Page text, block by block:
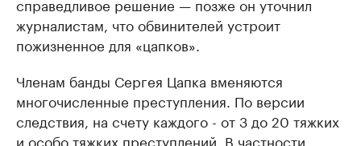
справедливое решение — позже он уточнил
журналистам, что обвинителей устроит
пожизненное для «цапков».
Членам банды Сергея Цапка вменяются
многочисленные преступления. По версии
следствия, на счету каждого - от 3 до 20 тяжких
и особо тяжких преступлений. В частности,